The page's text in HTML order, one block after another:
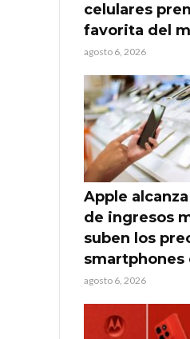
celulares
favorita del
agosto 6, 2026
Apple
de ingresos
suben los
smartphones
agosto 6, 2026